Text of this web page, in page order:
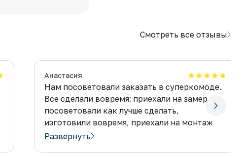
Смотреть все отзывы
Анастасия
Нам посоветовали заказать в суперкомоде.
Все сделали вовремя: приехали на замер,
посоветовали как лучше сделать,
изготовили вовремя, приехали на монтаж
вовремя, всё получилось просто
Развернуть